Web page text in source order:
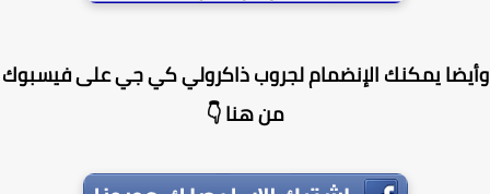
يمكنك الإنضمام لجروب ذاكرولي كي جي على فيسبوك
من هنا 👇